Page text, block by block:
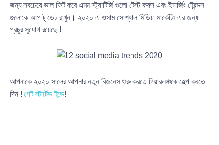
জন্য সবচেয়ে ভাল ফিট করে এমন স্ট্যাটির্জি গুলো টেস্ট করুন এবং ইমার্জিং ট্রেন্ডস
গুলোকে আপ টু ডেট রাখুন। ২০২০ এ ওসাম সোশ্যাল মিডিয়া মার্কেটিং এর জন্য
প্রচুর সুযোগ রয়েছে !
আপনাকে ২০২০ সালের আপনার নতুন বিজনেস শুরু করতে গিয়ারলঞ্চকে হেল্প করতে
দিন ! গেট স্টার্টেড টুডে!